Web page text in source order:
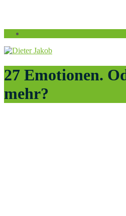
27 Emotionen.
mehr?